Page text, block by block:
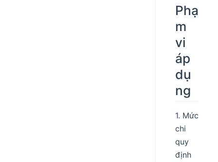
Phạ
m
vi
áp
dụ
ng
1. Mức
chi
quy
định